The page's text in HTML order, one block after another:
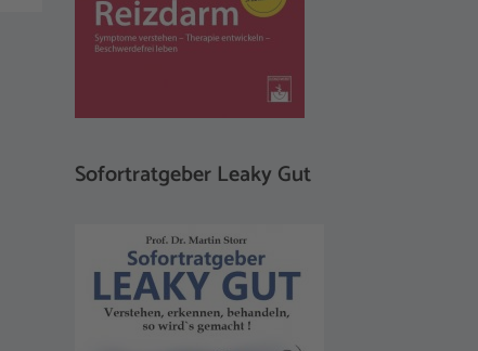
Sofortratgeber Leaky Gut